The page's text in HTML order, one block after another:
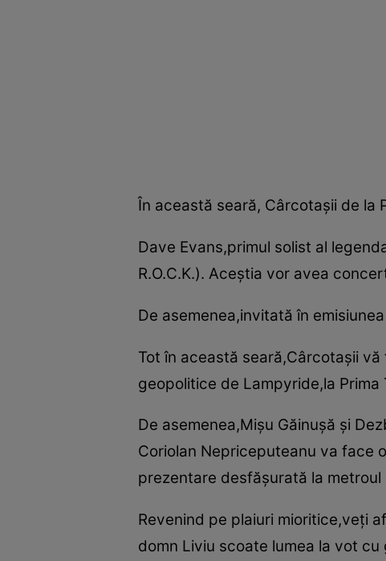
În această seară, Cârcotaşii de la
Dave Evans,primul solist al
R.O.C.K.). Aceştia vor avea
De asemenea,invitată în
Tot în această seară,Cârcotaşii
geopolitice de Lampyride,la Prima
De asemenea,Mişu Găinuşă şi
Coriolan Nepriceputeanu va
prezentare desfăşurată la metroul
Revenind pe plaiuri mioritice,veţi
domn Liviu scoate lumea la vot